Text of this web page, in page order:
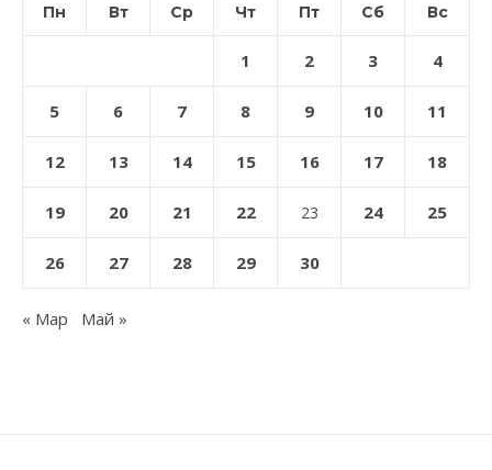
Пн Вт Ср Чт Пт Сб Вс
1 2 3 4
5 6 7 8 9 10 11
12 13 14 15 16 17 18
19 20 21 22 23 24 25
26 27 28 29 30
« Мар Май »